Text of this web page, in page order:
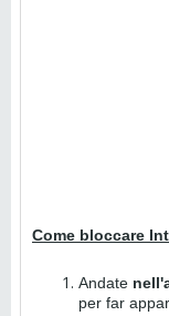
Come bloccare
Andate
per far